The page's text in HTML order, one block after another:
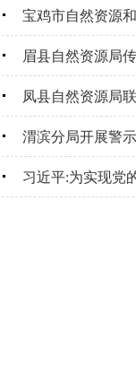
宝鸡市自然资源
眉县自然资源局
凤县自然资源局
渭滨分局开展警
习近平:为实现党